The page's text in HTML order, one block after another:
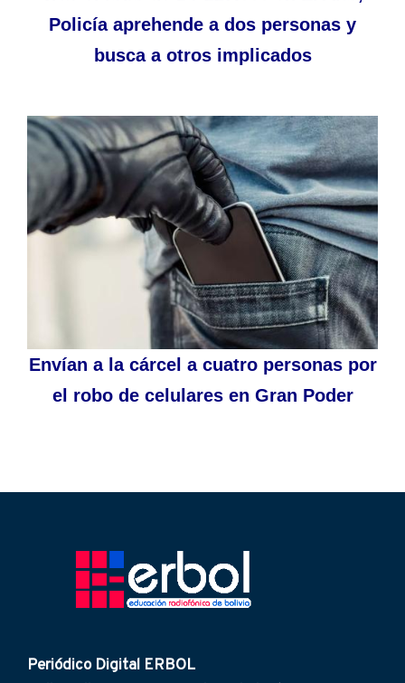
Policía aprehende a dos personas y
busca a otros implicados
Envían a la cárcel a cuatro personas por
el robo de celulares en Gran Poder
Periódico Digital ERBOL